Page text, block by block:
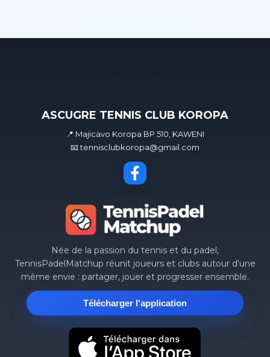
ASCUGRE TENNIS CLUB KOROPA
📍 Majicavo Koropa BP 510, KAWENI
📧 tennisclubkoropa@gmail.com
Née de la passion du tennis et du padel,
TennisPadelMatchup réunit joueurs et clubs autour d'une
même envie : partager, jouer et progresser ensemble.
Télécharger l'application